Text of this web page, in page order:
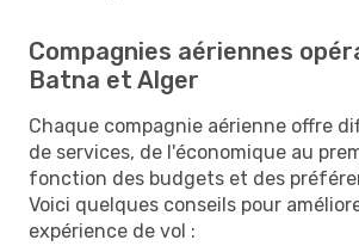
Compagnies aériennes
Batna et Alger
Chaque compagnie aérienne offre
de services, de l'économique au
fonction des budgets et des
Voici quelques conseils pour
expérience de vol :